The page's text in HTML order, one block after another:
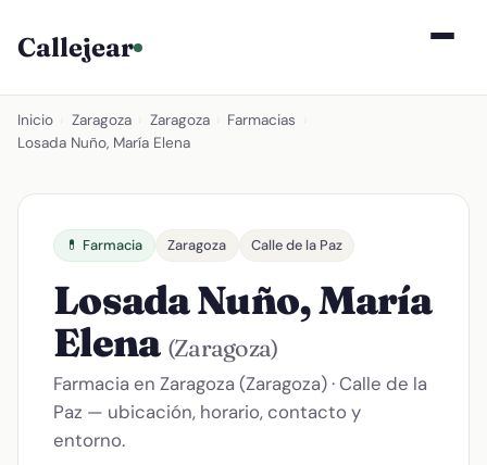
Callejear
Inicio Zaragoza Zaragoza Farmacias
Losada Nuño, María Elena
💊 Farmacia Zaragoza Calle de la Paz
Losada Nuño, María
Elena (Zaragoza)
Farmacia en Zaragoza (Zaragoza) · Calle de la
Paz — ubicación, horario, contacto y
entorno.